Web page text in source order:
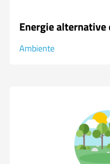
Energie
Ambiente